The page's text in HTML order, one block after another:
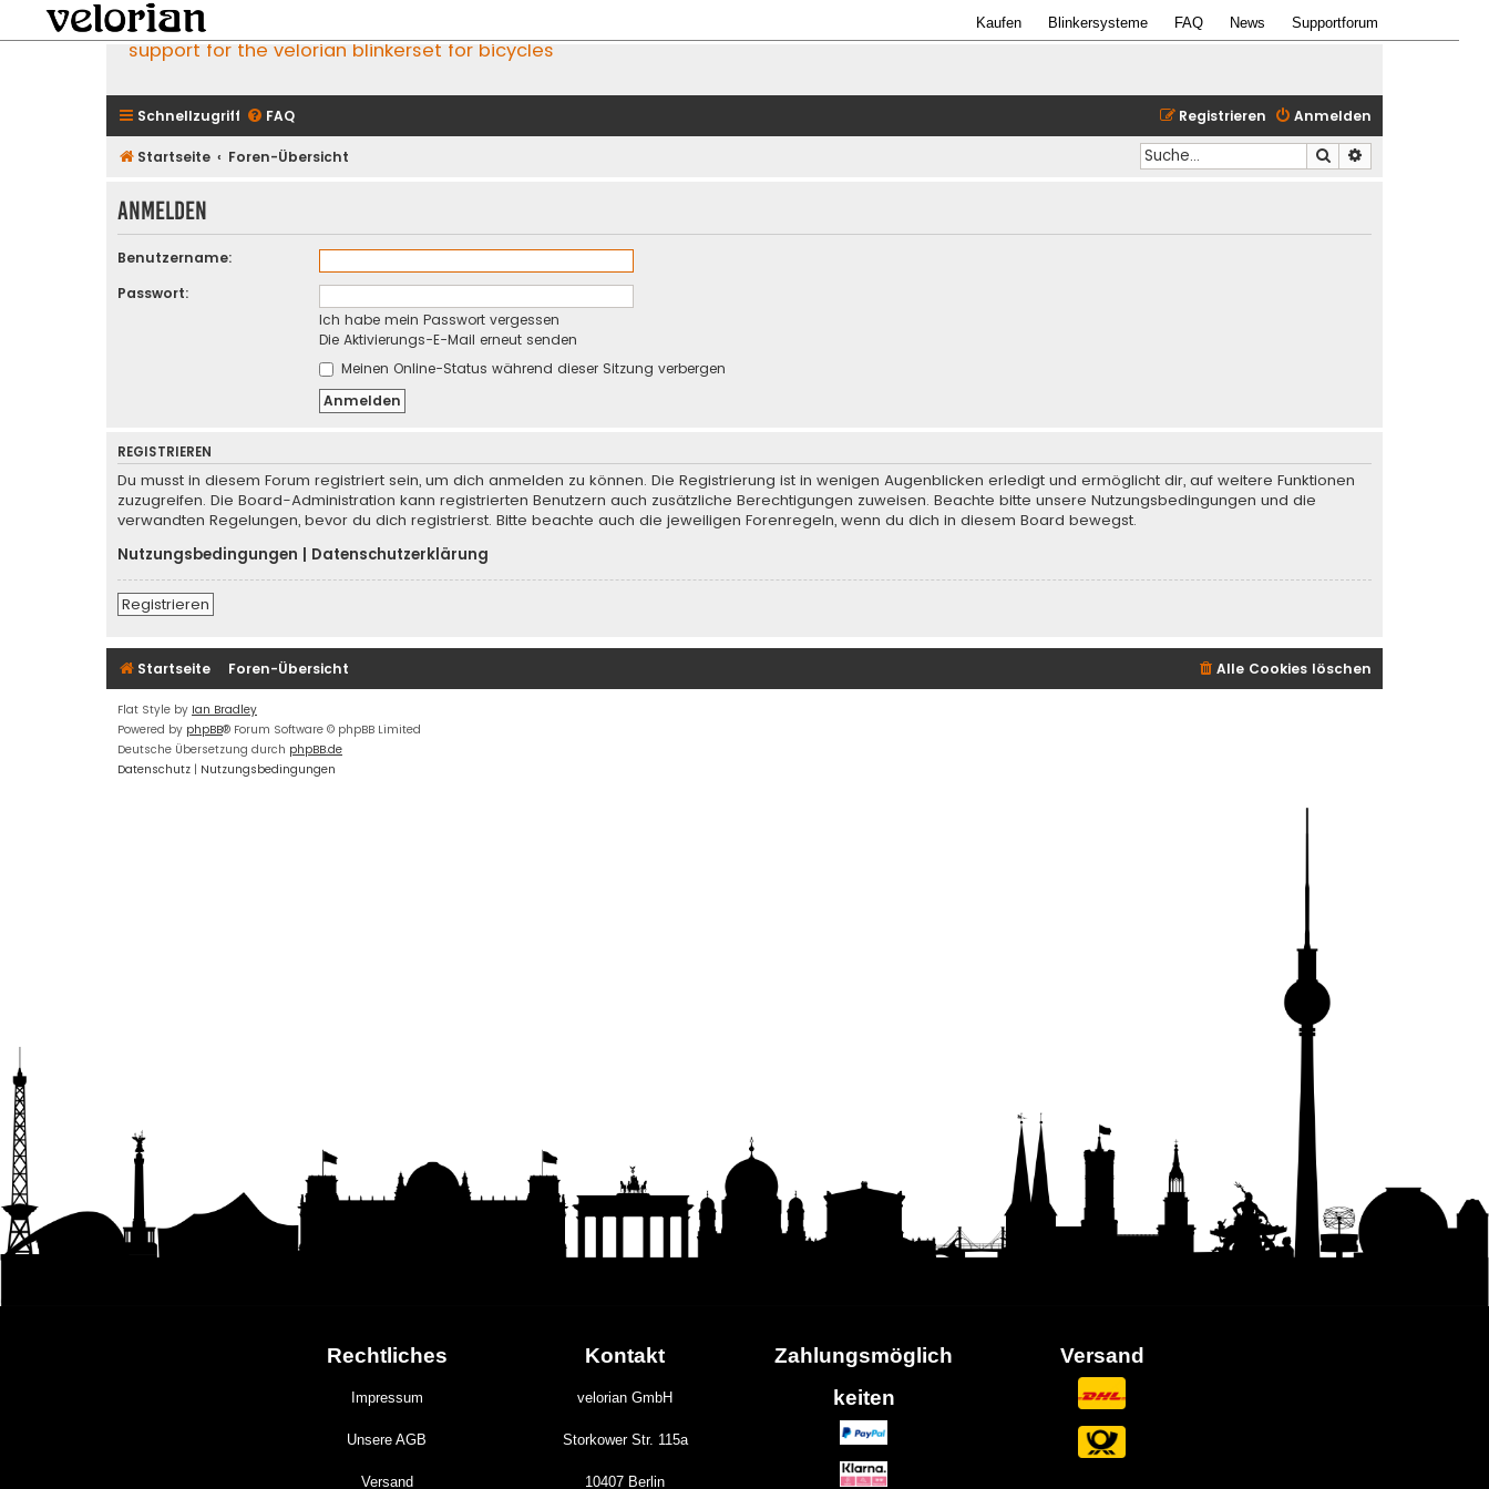
Kaufen Blinkersysteme FAQ News Supportforum
support for the velorian blinkerset for bicycles
Schnellzugriff FAQ Anmelden
Registrieren
Startseite Foren-Übersicht Suche
Anmelden
Benutzername:
Passwort:
Ich habe mein Passwort vergessen
Die Aktivierungs-E-Mail erneut senden
Meinen Online-Status während dieser Sitzung verbergen
REGISTRIEREN
Du musst in diesem Forum registriert sein, um dich anmelden zu können. Die Registrierung ist in wenigen Augenblicken erledigt und ermöglicht dir, auf weitere Funktionen
zuzugreifen. Die Board-Administration kann registrierten Benutzern auch zusätzliche Berechtigungen zuweisen. Beachte bitte unsere Nutzungsbedingungen und die
verwandten Regelungen, bevor du dich registrierst. Bitte beachte auch die jeweiligen Forenregeln, wenn du dich in diesem Board bewegst.
Nutzungsbedingungen | Datenschutzerklärung
Registrieren
Startseite Foren-Übersicht Alle Cookies löschen
Flat Style by Ian Bradley
Powered by phpBB® Forum Software © phpBB Limited
Deutsche Übersetzung durch phpBB.de
Datenschutz | Nutzungsbedingungen
Rechtliches
Impressum
Unsere AGB
Versand
Kontakt
velorian GmbH
Storkower Str. 115a
10407 Berlin
Zahlungsmöglich
keiten
Versand